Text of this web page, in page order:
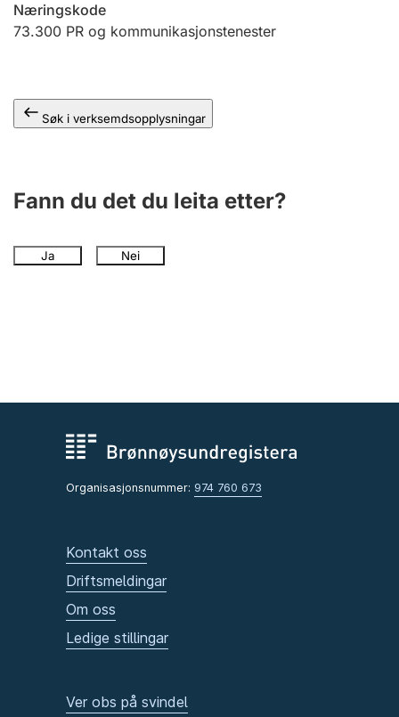
Næringskode
73.300 PR og kommunikasjonstenester
Søk i verksemdsopplysningar
Fann du det du leita etter?
Ja Nei
Organisasjonsnummer: 974 760 673
Kontakt oss
Driftsmeldingar
Om oss
Ledige stillingar
Ver obs på svindel